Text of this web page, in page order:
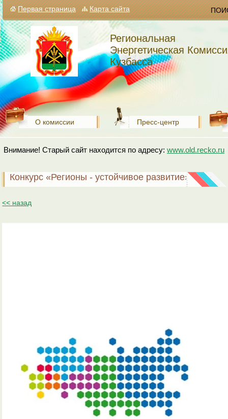
Первая страница Карта сайта
Региональная
Энергетическая
Кузбасса
О комиссии Пресс-центр
Внимание! Старый сайт находится по адресу: www.old.recko.ru
Конкурс «Регионы - устойчивое развитие»
<< назад